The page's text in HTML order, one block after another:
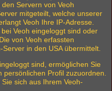
Servern von Veoh
mitgeteilt, welche unserer
Veoh Ihre IP-Adresse.
Veoh eingeloggt sind oder
von Veoh erfassten
in den USA übermittelt.
sind, ermöglichen Sie
persönlichen Profil zuzuordnen.
sich aus Ihrem Veoh-